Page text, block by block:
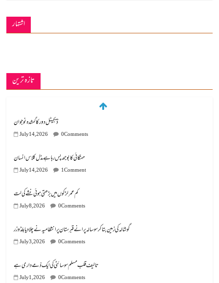
اشتہار
تازہ ترین
ڈیجیٹل دور کا گمشدہ نوجوان
July 14, 2026 0 Comments
مہنگائی کا بوجھ پس رہا ہے مڈل کلاس انسان
July 14, 2026 1 Comment
کم عمر لڑکوں میں بڑھتی ہوئی نشے کی لت
July 8, 2026 0 Comments
گوشالہ کی زمین بتا کر سوسالہ پرانے قبرستان پر انتظامیہ نے چلا دیا بلڈوزر
July 3, 2026 0 Comments
تالیف قلب مسلم سوسائٹی کی ایک ذمے داری ہے
July 1, 2026 0 Comments